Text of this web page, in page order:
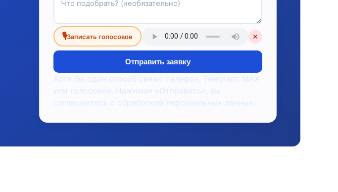
🎙Записать голосовое ✕
Отправить заявку
Хотя бы один способ связи: телефон, Telegram, MAX
или голосовое. Нажимая «Отправить», вы
соглашаетесь с обработкой персональных данных.